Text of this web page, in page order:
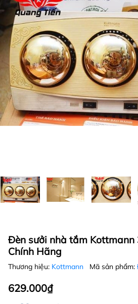
Đèn sưởi nhà tắm
Chính Hãng
Thương hiệu: Kottmann Mã sản phẩm:
629.000₫